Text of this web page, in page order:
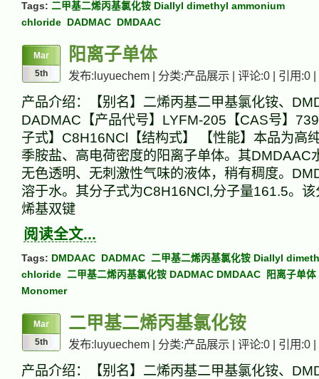
Tags: 二甲基二烯丙基氯化铵 Diallyl dimethyl ammonium
chloride
DADMAC DMDAAC
Mar
5th
阳离子单体
发布:luyuechem | 分类:产品展示 | 评论:0 | 引用:0 |
产品介绍：【别名】二烯丙基二甲基氯化铵、
DADMAC【产品代号】LYFM-205【CAS号】
子式】C8H16NCl【结构式】 【性能】本品为高
季胺盐、高电荷密度的阳离子单体。其DMDAAC
无色透明、无刺激性气味的液体，稍有稠度。
溶于水。其分子式为C8H16NCl,分子量161.5。
烯基双键
阅读全文...
Tags: DMDAAC DADMAC 二甲基二烯丙基氯化铵 Diallyl
chloride 二甲基二烯丙基氯化铵 DADMAC DMDAAC
阳离子单
Monomer
Mar
5th
二甲基二烯丙基氯化铵
发布:luyuechem | 分类:产品展示 | 评论:0 | 引用:0 |
产品介绍：【别名】二烯丙基二甲基氯化铵、